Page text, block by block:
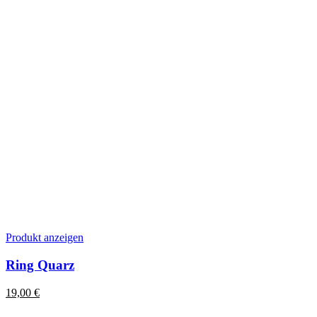
Produkt anzeigen
Ring Quarz
19,00 €